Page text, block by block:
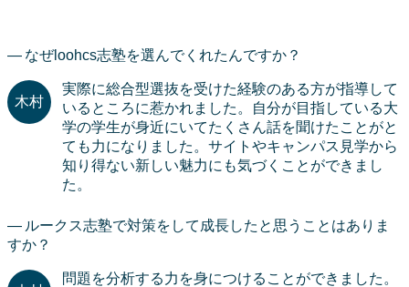
なぜloohcs志塾を選んでくれたんですか？
実際に総合型選抜を受けた経験のある方が指導して
いるところに惹かれました。自分が目指している大
学の学生が身近にいてたくさん話を聞けたことがと
ても力になりました。サイトやキャンパス見学から
知り得ない新しい魅力にも気づくことができまし
た。
ルークス志塾で対策をして成長したと思うことはありま
すか？
問題を分析する力を身につけることができました。